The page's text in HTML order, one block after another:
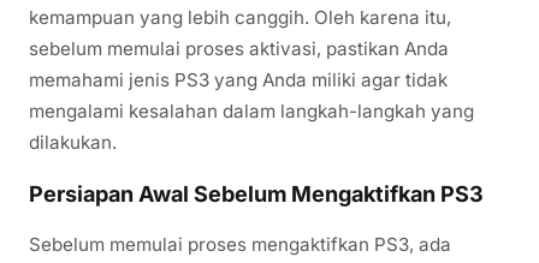
kemampuan yang lebih canggih. Oleh karena itu,
sebelum memulai proses aktivasi, pastikan Anda
memahami jenis PS3 yang Anda miliki agar tidak
mengalami kesalahan dalam langkah-langkah yang
dilakukan.
Persiapan Awal Sebelum Mengaktifkan PS3
Sebelum memulai proses mengaktifkan PS3, ada